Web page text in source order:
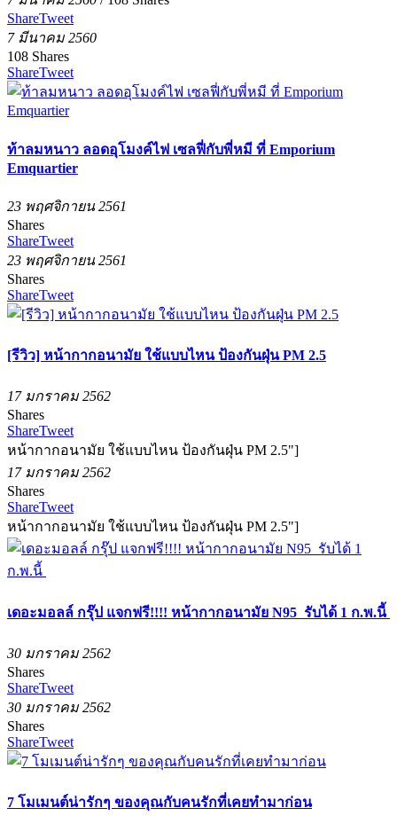
ShareTweet
7 มีนาคม 2560
108 Shares
ShareTweet
ท้าลมหนาว ลอดอุโมงค์ไฟ เซลฟี่กับพี่หมี ที่ Emporium
Emquartier
23 พฤศจิกายน 2561
Shares
ShareTweet
23 พฤศจิกายน 2561
Shares
ShareTweet
[รีวิว] หน้ากากอนามัย ใช้แบบไหน ป้องกันฝุ่น PM 2.5
17 มกราคม 2562
Shares
ShareTweet
หน้ากากอนามัย ใช้แบบไหน ป้องกันฝุ่น PM 2.5"]
17 มกราคม 2562
Shares
ShareTweet
หน้ากากอนามัย ใช้แบบไหน ป้องกันฝุ่น PM 2.5"]
เดอะมอลล์ กรุ๊ป แจกฟรี!!!! หน้ากากอนามัย N95 รับได้ 1 ก.พ.นี้
30 มกราคม 2562
Shares
ShareTweet
30 มกราคม 2562
Shares
ShareTweet
7 โมเมนต์น่ารักๆ ของคุณกับคนรักที่เคยทำมาก่อน